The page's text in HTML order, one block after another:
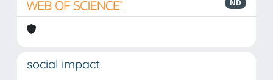
ND
social impact